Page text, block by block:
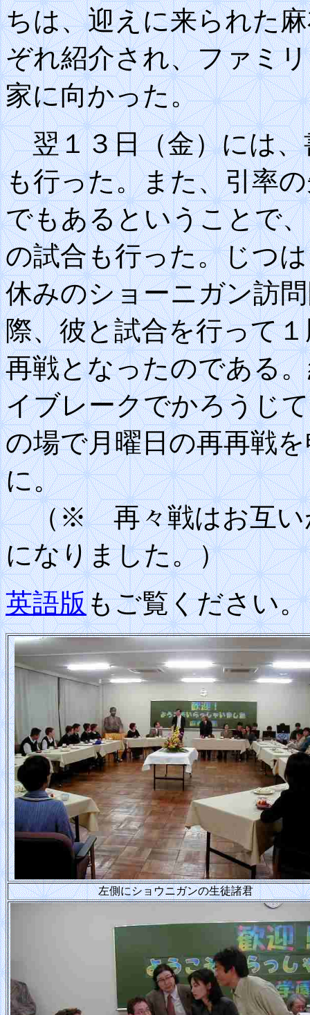
ちは、迎えに来られた
ぞれ紹介され、ファミ
家に向かった。
翌１３日（金）には、
も行った。また、引率
でもあるということで
の試合も行った。じつ
休みのショーニガン訪
際、彼と試合を行って
再戦となったのである
イブレークでかろうじ
の場で月曜日の再再戦
に。
（※ 再々戦はお互い
になりました。）
英語版もご覧ください。
左側にショウニガンの生徒諸君